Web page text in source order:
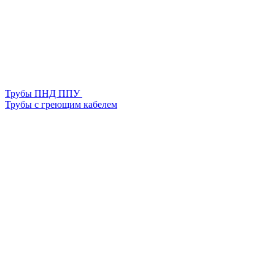
Трубы ПНД ППУ
Трубы с греющим кабелем